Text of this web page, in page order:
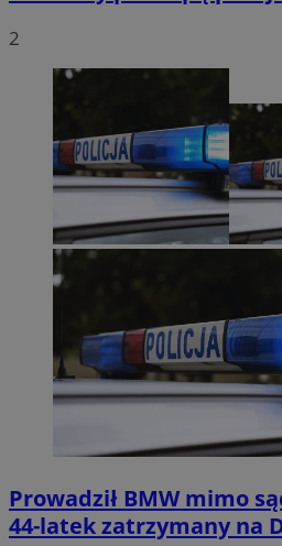
2
Prowadził BMW mimo
44-latek zatrzymany na